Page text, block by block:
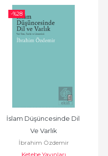
-%28
İslam Düşüncesinde Dil
Ve Varlık
İbrahim Özdemir
Ketebe Yayınları